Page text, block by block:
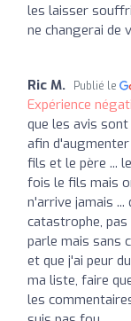
les laisser
ne changerai de
Ric M. Publié le
Expérience
que les avis
afin
fils et le père ...
fois le fils mais
n'arrive jamais
catastrophe, pas
parle mais sans
et que j'ai peur
ma liste, faire
les